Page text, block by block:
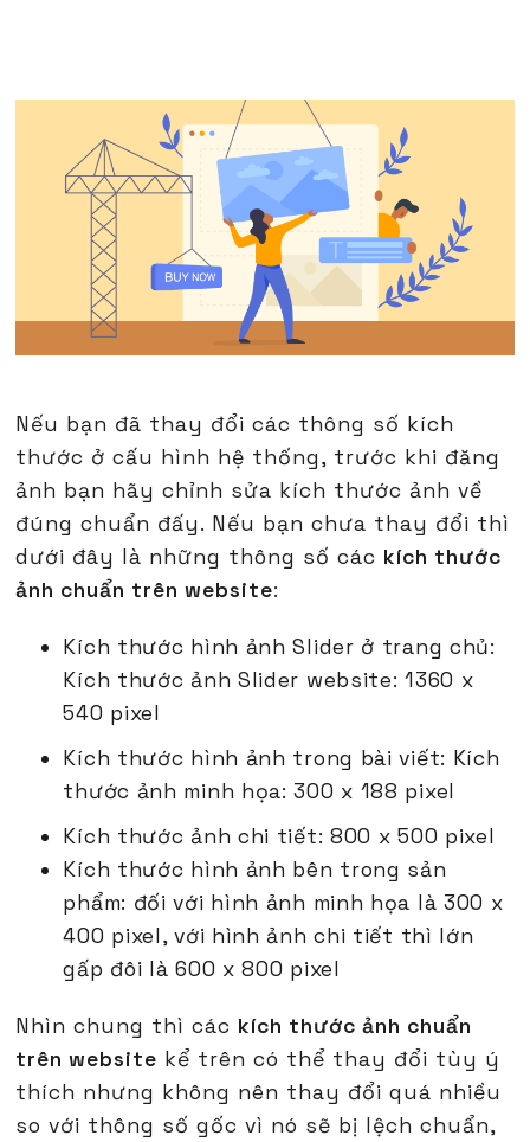
Nếu bạn đã thay đổi các thông số kích
thước ở cấu hình hệ thống, trước khi đăng
ảnh bạn hãy chỉnh sửa kích thước ảnh về
đúng chuẩn đấy. Nếu bạn chưa thay đổi thì
dưới đây là những thông số các kích thước
ảnh chuẩn trên website:
Kích thước hình ảnh Slider ở trang chủ:
Kích thước ảnh Slider website: 1360 x
540 pixel
Kích thước hình ảnh trong bài viết: Kích
thước ảnh minh họa: 300 x 188 pixel
Kích thước ảnh chi tiết: 800 x 500 pixel
Kích thước hình ảnh bên trong sản
phẩm: đối với hình ảnh minh họa là 300 x
400 pixel, với hình ảnh chi tiết thì lớn
gấp đôi là 600 x 800 pixel
Nhìn chung thì các kích thước ảnh chuẩn
trên website kể trên có thể thay đổi tùy ý
thích nhưng không nên thay đổi quá nhiều
so với thông số gốc vì nó sẽ bị lệch chuẩn,